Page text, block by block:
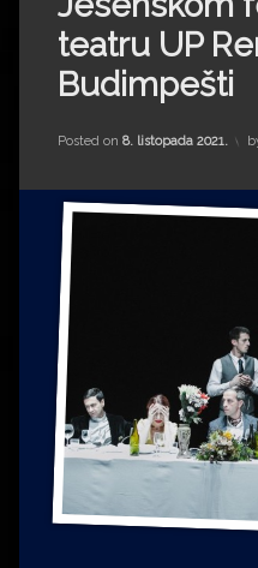
Impressum
Milenko Strižak
Drugi autori
Drugi autori
Željko Krznarić
Mario Lovreković
Miroslav Šantek
teatru UP
Budimpešti
Posted on 8. listopada 2021.